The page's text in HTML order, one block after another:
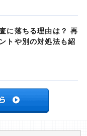
に落ちる理由は？ 再
トや別の対処法も紹